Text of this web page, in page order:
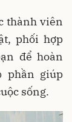
thành viên
phối hợp
để hoàn
phần giúp
sống.